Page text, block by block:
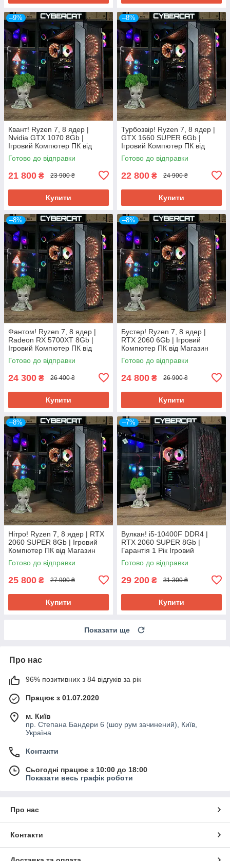
–9%
Квант! Ryzen 7, 8 ядер |
Nvidia GTX 1070 8Gb |
Ігровий Компютер ПК від
Магазин CyberCat
Готово до відправки
21 800 ₴ 23 900 ₴
Купити
–8%
Турбозвір! Ryzen 7, 8 ядер |
GTX 1660 SUPER 6Gb |
Ігровий Компютер ПК від
Магазин CyberCat
Готово до відправки
22 800 ₴ 24 900 ₴
Купити
–8%
Фантом! Ryzen 7, 8 ядер |
Radeon RX 5700XT 8Gb |
Ігровий Компютер ПК від
Магазин CyberCat
Готово до відправки
24 300 ₴ 26 400 ₴
Купити
–8%
Бустер! Ryzen 7, 8 ядер |
RTX 2060 6Gb | Ігровий
Компютер ПК від Магазин
CyberCat
Готово до відправки
24 800 ₴ 26 900 ₴
Купити
–8%
Нітро! Ryzen 7, 8 ядер | RTX
2060 SUPER 8Gb | Ігровий
Компютер ПК від Магазин
CyberCat
Готово до відправки
25 800 ₴ 27 900 ₴
Купити
–7%
Вулкан! i5-10400F DDR4 |
RTX 2060 SUPER 8Gb |
Гарантія 1 Рік Ігровий
комп'ютер ПК від магазин
CyberCat
Готово до відправки
29 200 ₴ 31 300 ₴
Купити
Показати ще
Про нас
96% позитивних з 84 відгуків за рік
Працює з 01.07.2020
м. Київ
пр. Степана Бандери 6 (шоу рум зачинений), Київ,
Україна
Контакти
Сьогодні працює з 10:00 до 18:00
Показати весь графік роботи
Про нас
Контакти